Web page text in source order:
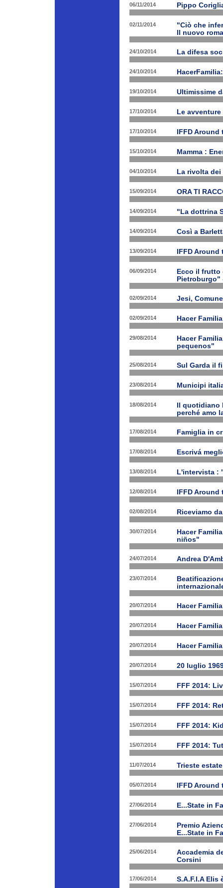
06/11/2014 Pippo
02/11/2014
"Ciò che
Il nuovo
24/10/2014 La difesa
24/10/2014
19/10/2014 Ultimissime
17/10/2014 Le
17/10/2014 IFFD
15/10/2014 Mamma :
04/10/2014 La rivolta
15/09/2014 ORA TI
14/09/2014 "La dottrina
14/09/2014 Così a
13/09/2014 IFFD
06/09/2014
Ecco il frutto
Pietroburgo"
02/09/2014 Jesi,
02/09/2014 Hacer
29/08/2014
Hacer
pequenos"
25/08/2014 Sul Garda il
23/08/2014 Municipi
18/08/2014
Il
perché amo
17/08/2014 Famiglia in
17/08/2014 Escrivá
13/08/2014 L'intervista :
12/08/2014 IFFD
02/08/2014 Riceviamo
30/07/2014
Hacer
niños"
24/07/2014 Andrea
23/07/2014
20/07/2014 Hacer
20/07/2014 Hacer
20/07/2014 Hacer
20/07/2014 20 luglio
15/07/2014 FFF 2014:
15/07/2014 FFF 2014:
15/07/2014 FFF 2014:
15/07/2014 FFF 2014:
11/07/2014 Trieste
05/07/2014 IFFD
27/06/2014 E...State in
27/06/2014
Premio
E...State in
25/06/2014
Accademia
Corsini
17/06/2014 S.A.F.I.A Elis